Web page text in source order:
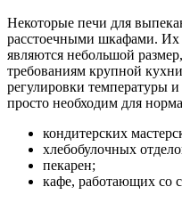
Некоторые печи для
расстоечными шкафами. Их
являются небольшой
требованиям крупной
регулировки температуры
просто необходим для
кондитерских
хлебобулочных
пекарен;
кафе, работающих со